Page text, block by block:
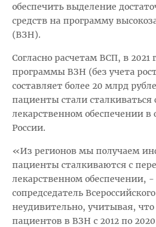
обеспечить выделение
средств на программу
(ВЗН).
Согласно расчетам ВСП, в
программы ВЗН (без учета
составляет более 20 млрд
пациенты стали сталкиваться
лекарственном обеспечении в
России.
«Из регионов мы получаем
пациенты сталкиваются с
лекарственном обеспечении, -
сопредседатель
неудивительно, учитывая,
пациентов в ВЗН с 2012 по